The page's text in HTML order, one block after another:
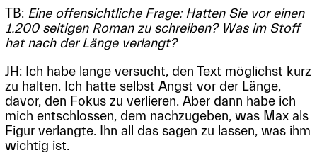
TB: Eine offensichtliche Frage: Hatten Sie vor einen
1.200 seitigen Roman zu schreiben? Was im Stoff
hat nach der Länge verlangt?
JH: Ich habe lange versucht, den Text möglichst kurz
zu halten. Ich hatte selbst Angst vor der Länge,
davor, den Fokus zu verlieren. Aber dann habe ich
mich entschlossen, dem nachzugeben, was Max als
Figur verlangte. Ihn all das sagen zu lassen, was ihm
wichtig ist.